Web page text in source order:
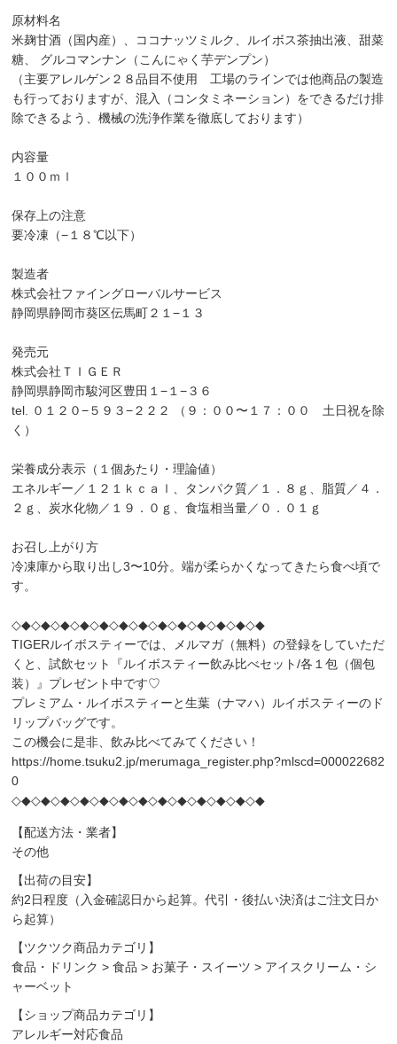
原材料名
米麹甘酒（国内産）、ココナッツミルク、ルイボス茶抽出液、甜菜
糖、 グルコマンナン（こんにゃく芋デンプン）
（主要アレルゲン２８品目不使用 工場のラインでは他商品の製造
も行っておりますが、混入（コンタミネーション）をできるだけ排
除できるよう、機械の洗浄作業を徹底しております）
内容量
１００ｍｌ
保存上の注意
要冷凍（−１８℃以下）
製造者
株式会社ファイングローバルサービス
静岡県静岡市葵区伝馬町２１−１３
発売元
株式会社ＴＩＧＥＲ
静岡県静岡市駿河区豊田１−１−３６
tel. ０１２０−５９３−２２２ （９：００〜１７：００ 土日祝を除
く）
栄養成分表示（１個あたり・理論値）
エネルギー／１２１ｋｃａｌ、タンパク質／１．８ｇ、脂質／４．
２ｇ、炭水化物／１９．０ｇ、食塩相当量／０．０１ｇ
お召し上がり方
冷凍庫から取り出し3〜10分。端が柔らかくなってきたら食べ頃で
す。
◇◆◇◆◇◆◇◆◇◆◇◆◇◆◇◆◇◆◇◆◇◆◇◆◇◆
TIGERルイボスティーでは、メルマガ（無料）の登録をしていただ
くと、試飲セット『ルイボスティー飲み比べセット/各１包（個包
装）』プレゼント中です♡
プレミアム・ルイボスティーと生葉（ナマハ）ルイボスティーのド
リップバッグです。
この機会に是非、飲み比べてみてください！
https://home.tsuku2.jp/merumaga_register.php?mlscd=000022682
0
◇◆◇◆◇◆◇◆◇◆◇◆◇◆◇◆◇◆◇◆◇◆◇◆◇◆
【配送方法・業者】
その他
【出荷の目安】
約2日程度（入金確認日から起算。代引・後払い決済はご注文日か
ら起算）
【ツクツク商品カテゴリ】
食品・ドリンク >食品 > お菓子・スイーツ > アイスクリーム・シ
ャーベット
【ショップ商品カテゴリ】
アレルギー対応食品